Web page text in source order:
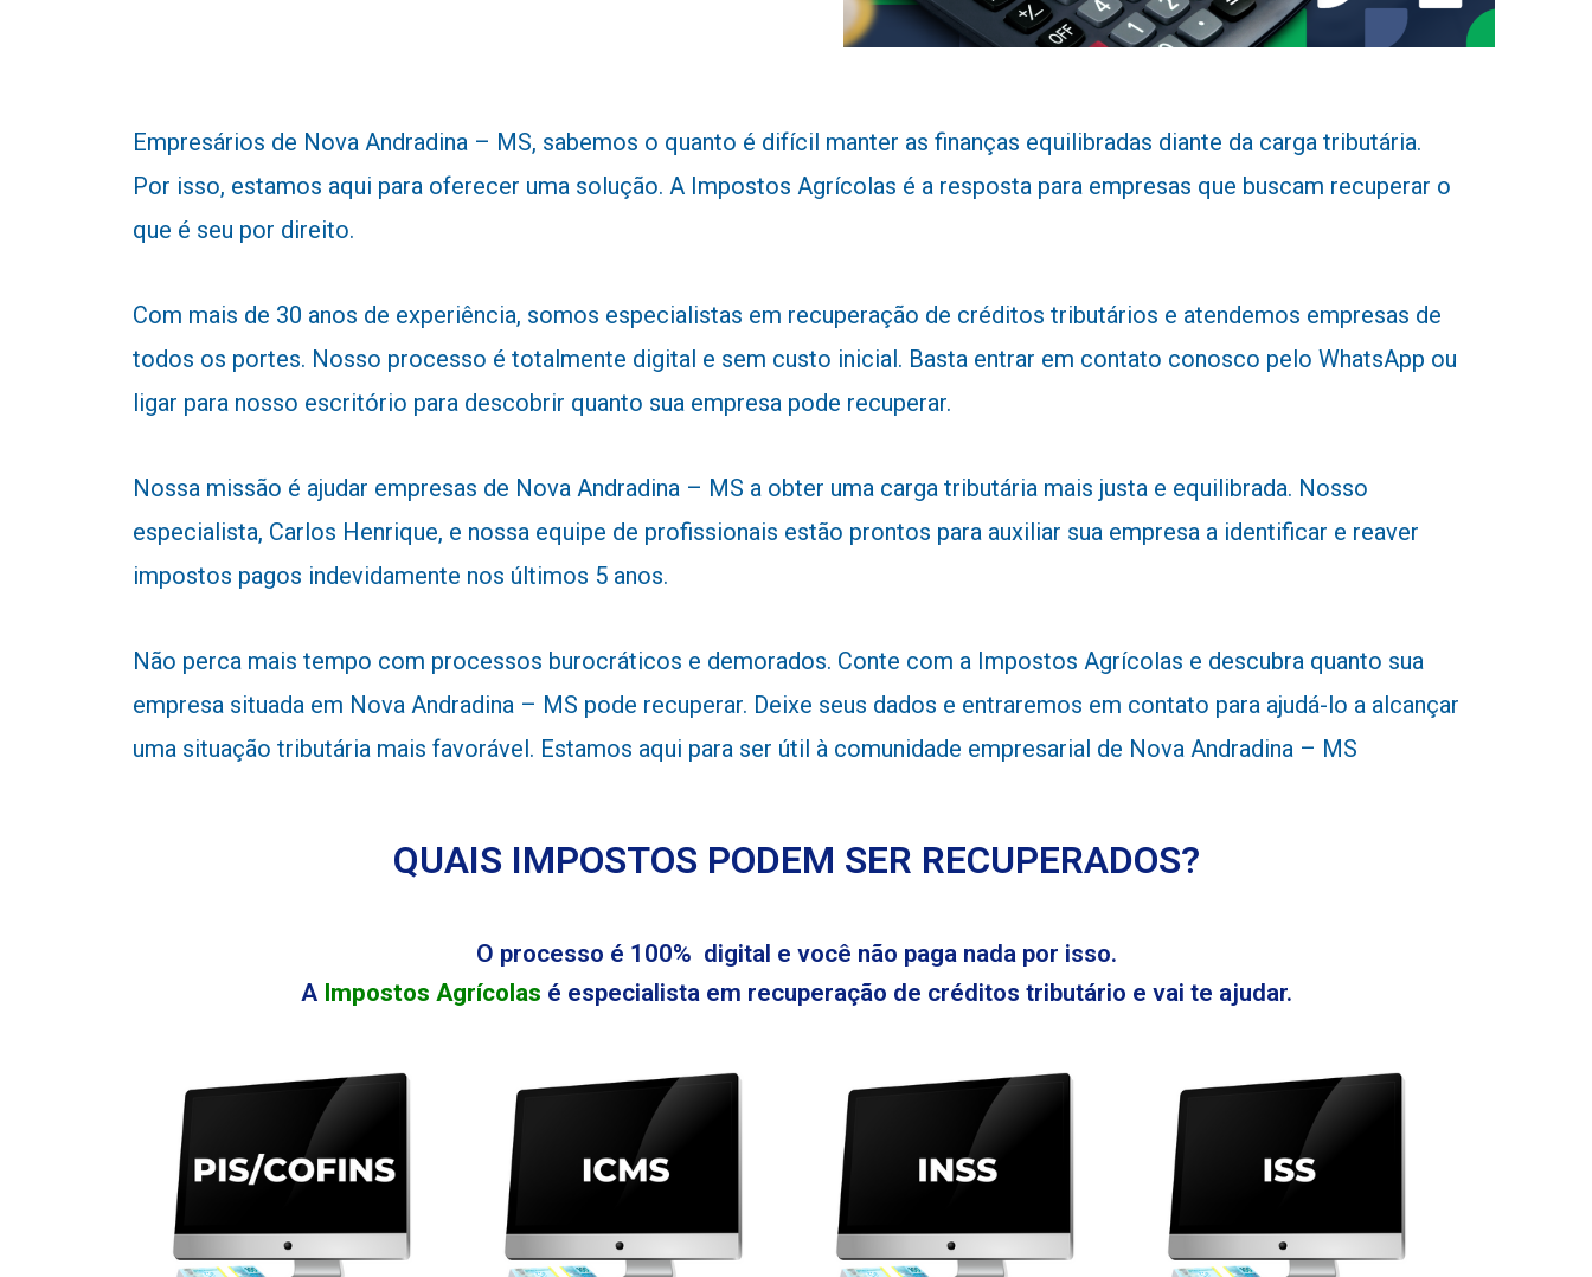
Empresários de Nova Andradina – MS, sabemos o quanto é difícil manter as finanças equilibradas diante da carga tributária.
Por isso, estamos aqui para oferecer uma solução. A Impostos Agrícolas é a resposta para empresas que buscam recuperar o
que é seu por direito.
Com mais de 30 anos de experiência, somos especialistas em recuperação de créditos tributários e atendemos empresas de
todos os portes. Nosso processo é totalmente digital e sem custo inicial. Basta entrar em contato conosco pelo WhatsApp ou
ligar para nosso escritório para descobrir quanto sua empresa pode recuperar.
Nossa missão é ajudar empresas de Nova Andradina – MS a obter uma carga tributária mais justa e equilibrada. Nosso
especialista, Carlos Henrique, e nossa equipe de profissionais estão prontos para auxiliar sua empresa a identificar e reaver
impostos pagos indevidamente nos últimos 5 anos.
Não perca mais tempo com processos burocráticos e demorados. Conte com a Impostos Agrícolas e descubra quanto sua
empresa situada em Nova Andradina – MS pode recuperar. Deixe seus dados e entraremos em contato para ajudá-lo a alcançar
uma situação tributária mais favorável. Estamos aqui para ser útil à comunidade empresarial de Nova Andradina – MS
QUAIS IMPOSTOS PODEM SER RECUPERADOS?
O processo é 100% digital e você não paga nada por isso.
A Impostos Agrícolas é especialista em recuperação de créditos tributário e vai te ajudar.